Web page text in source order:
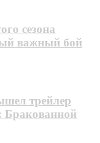
сезона
важный бой
трейлер
Бракованной